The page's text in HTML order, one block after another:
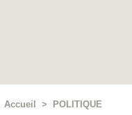
Accueil > POLITIQUE